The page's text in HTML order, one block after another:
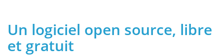
Un logiciel open source, libre
et gratuit